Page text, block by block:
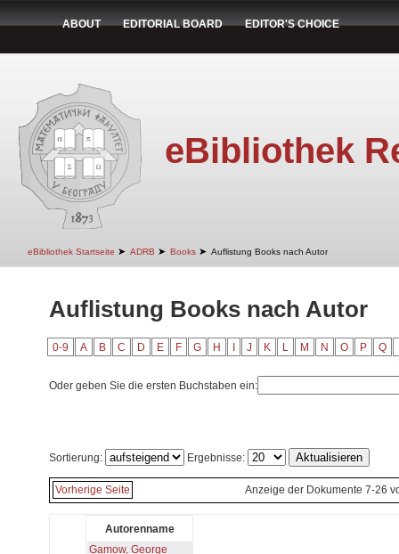
ABOUT EDITORIAL BOARD EDITOR'S CHOICE
eBibliothek
eBibliothek Startseite ➤ ADRB ➤ Books ➤ Auflistung Books nach Autor
Auflistung Books nach Autor
0-9 A B C D E F G H J K L M N O P Q
Oder geben Sie die ersten Buchstaben ein:
Sortierung: Ergebnisse:
Vorherige Seite Anzeige der Dokumente 7-26
Autorenname
Gamow, George